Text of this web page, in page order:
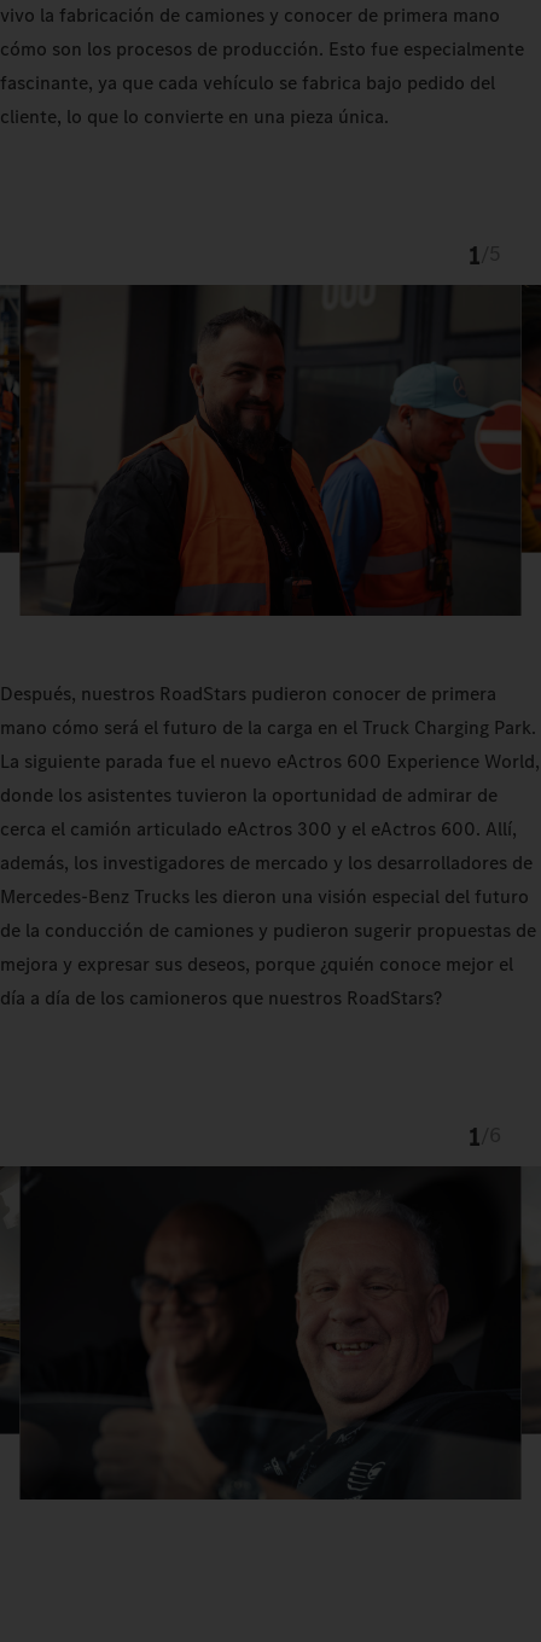
vivo la fabricación de camiones y conocer de primera mano
cómo son los procesos de producción. Esto fue especialmente
fascinante, ya que cada vehículo se fabrica bajo pedido del
cliente, lo que lo convierte en una pieza única.
1
Después, nuestros RoadStars pudieron conocer de primera
mano cómo será el futuro de la carga en el Truck Charging Park.
La siguiente parada fue el nuevo eActros 600 Experience World,
donde los asistentes tuvieron la oportunidad de admirar de
cerca el camión articulado eActros 300 y el eActros 600. Allí,
además, los investigadores de mercado y los desarrolladores de
Mercedes-Benz Trucks les dieron una visión especial del futuro
de la conducción de camiones y pudieron sugerir propuestas de
mejora y expresar sus deseos, porque ¿quién conoce mejor el
día a día de los camioneros que nuestros RoadStars?
1